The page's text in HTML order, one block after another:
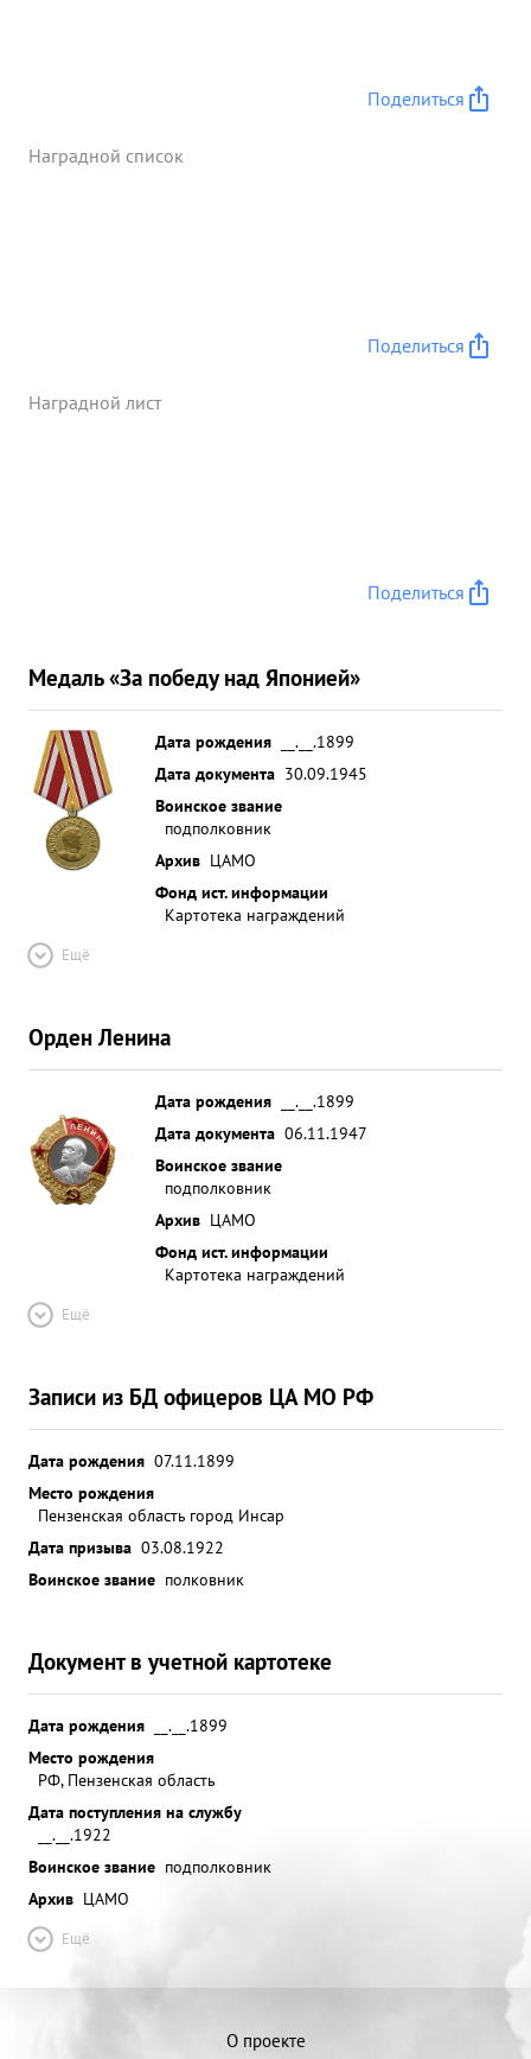
Поделиться
Наградной список
Поделиться
Наградной лист
Поделиться
Медаль «За победу над Японией»
Дата рождения
__.__.1899
Дата документа 30.09.1945
Воинское звание
подполковник
Архив ЦАМО
Фонд ист. информации
Картотека награждений
Ещё
Орден Ленина
Дата рождения
__.__.1899
Дата документа 06.11.1947
Воинское звание
подполковник
Архив ЦАМО
Фонд ист. информации
Картотека награждений
Ещё
Записи из БД офицеров ЦА МО РФ
Дата рождения 07.11.1899
Место рождения
Пензенская область город Инсар
Дата призыва 03.08.1922
Воинское звание полковник
Документ в учетной картотеке
Дата рождения
__.__.1899
Место рождения
РФ, Пензенская область
Дата поступления на службу
__.__.1922
Воинское звание подполковник
Архив ЦАМО
Ещё
О проекте